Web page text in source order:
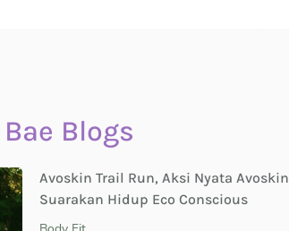
Blogs
Avoskin Trail Run, Aksi Nyata Avoskin
Suarakan Hidup Eco Conscious